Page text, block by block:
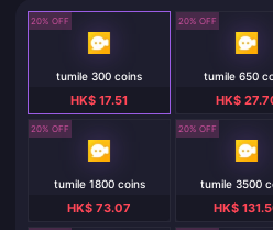
20% OFF
tumile 300 coins
HK$ 17.51
20% OFF
tumile 650
HK$
20% OFF
tumile 1800 coins
HK$ 73.07
20% OFF
tumile 3500
HK$